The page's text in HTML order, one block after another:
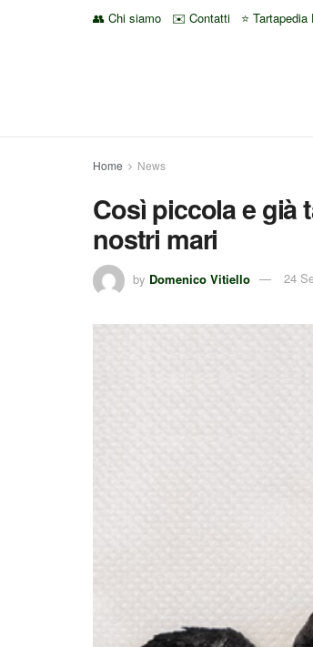
👥 Chi siamo ✉️ Contatti ⭐
Home News
Così piccola e già
nostri mari
by Domenico Vitiello 24